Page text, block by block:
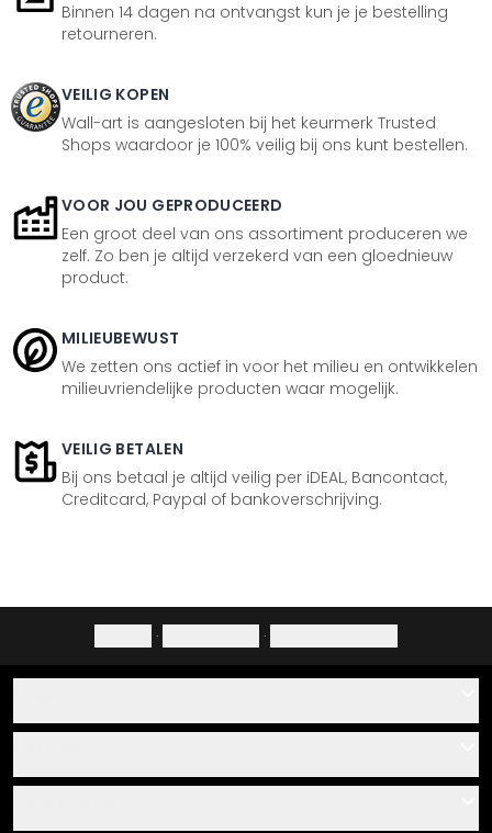
Binnen 14 dagen na ontvangst kun je je bestelling
retourneren.
VEILIG KOPEN
Wall-art is aangesloten bij het keurmerk Trusted
Shops waardoor je 100% veilig bij ons kunt bestellen.
VOOR JOU GEPRODUCEERD
Een groot deel van ons assortiment produceren we
zelf. Zo ben je altijd verzekerd van een gloednieuw
product.
MILIEUBEWUST
We zetten ons actief in voor het milieu en ontwikkelen
milieuvriendelijke producten waar mogelijk.
VEILIG BETALEN
Bij ons betaal je altijd veilig per iDEAL, Bancontact,
Creditcard, Paypal of bankoverschrijving.
· ·
Over ons